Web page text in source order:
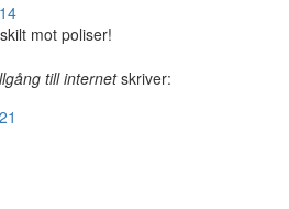
mot poliser!
till internetskriver: